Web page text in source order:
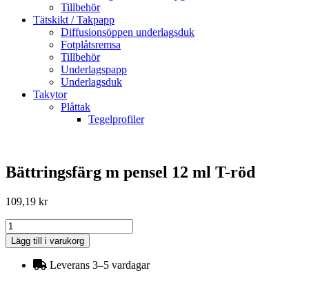
Tillbehör
Tätskikt / Takpapp
Diffusionsöppen underlagsduk
Fotplåtsremsa
Tillbehör
Underlagspapp
Underlagsduk
Takytor
Plåttak
Tegelprofiler
Bättringsfärg m pensel 12 ml T-röd
109,19 kr
Bättringsfärg
m
pensel
Lägg till i varukorg
Leverans 3–5 vardagar